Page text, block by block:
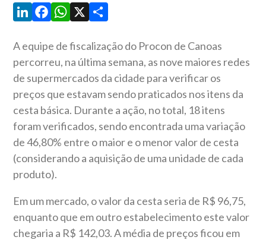
LinkedIn
Facebook
WhatsApp
X Share
A equipe de fiscalização do Procon de Canoas
percorreu, na última semana, as nove maiores redes
de supermercados da cidade para verificar os
preços que estavam sendo praticados nos itens da
cesta básica. Durante a ação, no total, 18 itens
foram verificados, sendo encontrada uma variação
de 46,80% entre o maior e o menor valor de cesta
(considerando a aquisição de uma unidade de cada
produto).
Em um mercado, o valor da cesta seria de R$ 96,75,
enquanto que em outro estabelecimento este valor
chegaria a R$ 142,03. A média de preços ficou em